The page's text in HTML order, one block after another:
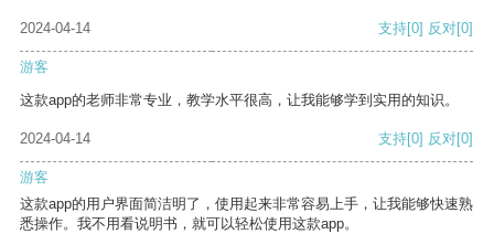
2024-04-14 支持[0] 反对[0]
游客
这款app的老师非常专业，教学水平很高，让我能够学到实用的知识。
2024-04-14 支持[0] 反对[0]
游客
这款app的用户界面简洁明了，使用起来非常容易上手，让我能够快速熟
悉操作。我不用看说明书，就可以轻松使用这款app。